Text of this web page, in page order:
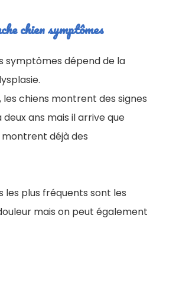
chien symptômes
symptômes dépend de la
chiens montrent des signes
ans mais il arrive que
déjà des
les plus fréquents sont les
mais on peut également